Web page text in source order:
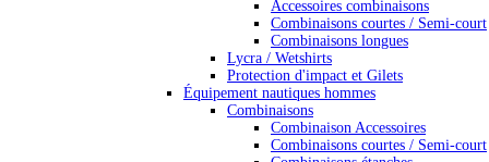
Accessoires combinaisons
Combinaisons courtes / Semi-court
Combinaisons longues
Lycra / Wetshirts
Protection d'impact et Gilets
Équipement nautiques hommes
Combinaisons
Combinaison Accessoires
Combinaisons courtes / Semi-court